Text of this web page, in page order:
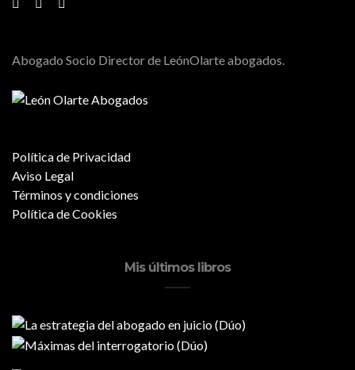
Abogado Socio Director de LeónOlarte abogados.
Política de Privacidad
Aviso Legal
Términos y condiciones
Política de Cookies
Mis últimos libros